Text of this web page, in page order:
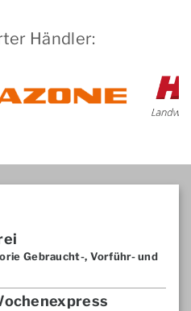
Händler:
Gebraucht-, Vorführ- und